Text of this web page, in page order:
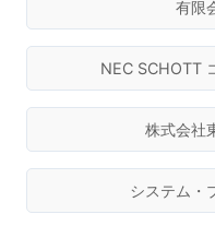
有限
NEC SCHOTT
株式会社
システム・